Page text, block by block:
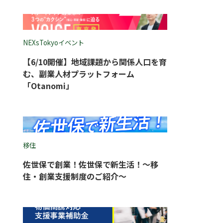
NEXsTokyoイベント
【6/10開催】地域課題から関係人口を育
む、副業人材プラットフォーム
「Otanomi」
移住
佐世保で創業！佐世保で新生活！〜移
住・創業支援制度のご紹介〜